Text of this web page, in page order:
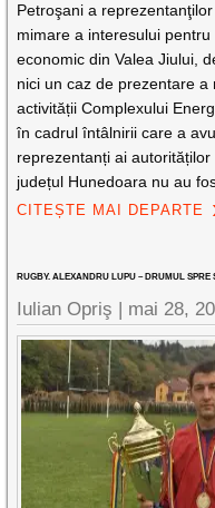
Petroşani a
mimare a interesului
economic din Valea Jiului,
nici un caz de prezentare
activității Complexului
în cadrul întâlnirii care a
reprezentanți ai
județul Hunedoara nu au
CITEȘTE MAI DEPARTE
RUGBY. ALEXANDRU LUPU – DRUMUL SPRE
Iulian Opriş | mai 28,